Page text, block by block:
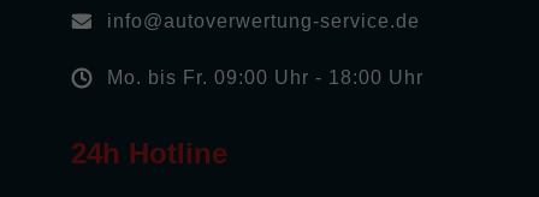
info@autoverwertung-service.de
Mo. bis Fr. 09:00 Uhr - 18:00 Uhr
24h Hotline